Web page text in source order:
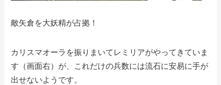
敵矢倉を大妖精が占拠！
カリスマオーラを振りまいてレミリアがやってきていま
す（画面右）が、これだけの兵数には流石に安易に手が
出せないようです。